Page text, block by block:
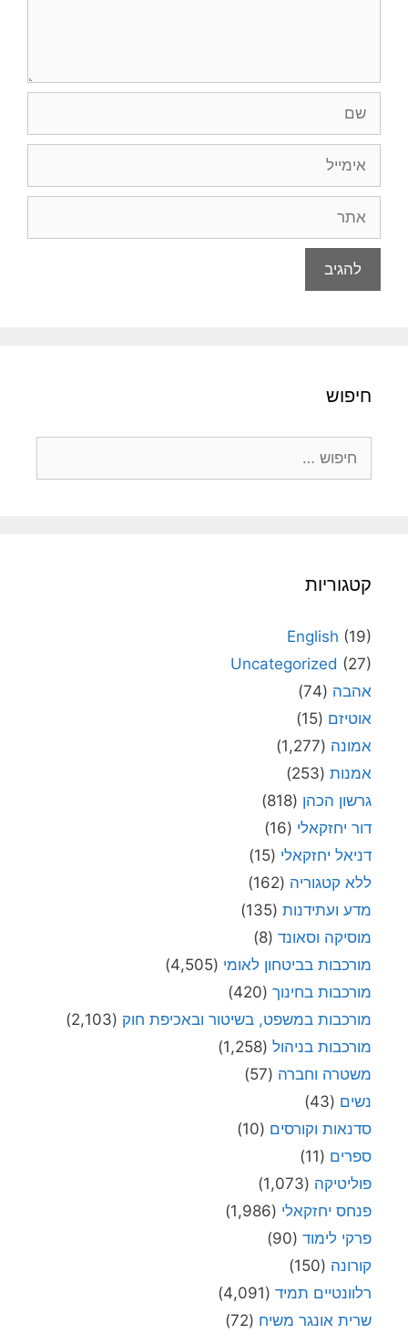
חיפוש
קטגוריות
English (19)
Uncategorized (27)
אהבה (74)
אוטיזם (15)
אמונה (1,277)
אמנות (253)
גרשון הכהן (818)
דור יחזקאלי (16)
דניאל יחזקאלי (15)
ללא קטגוריה (162)
מדע ועתידנות (135)
מוסיקה וסאונד (8)
מורכבות בביטחון לאומי (4,505)
מורכבות בחינוך (420)
מורכבות במשפט, בשיטור ובאכיפת חוק (2,103)
מורכבות בניהול (1,258)
משטרה וחברה (57)
נשים (43)
סדנאות וקורסים (10)
ספרים (11)
פוליטיקה (1,073)
פנחס יחזקאלי (1,986)
פרקי לימוד (90)
קורונה (150)
רלוונטיים תמיד (4,091)
שרית אונגר משיח (72)